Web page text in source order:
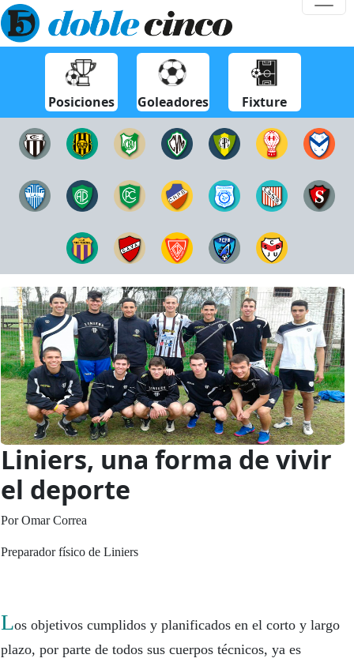
Posiciones Goleadores Fixture
Liniers, una forma de vivir
el deporte
Por Omar Correa
Preparador físico de Liniers
Los objetivos cumplidos y planificados en el corto y largo
plazo, por parte de todos sus cuerpos técnicos, ya es